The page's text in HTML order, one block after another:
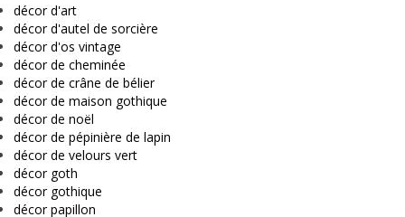
décor d'art
décor d'autel de sorcière
décor d'os vintage
décor de cheminée
décor de crâne de bélier
décor de maison gothique
décor de noël
décor de pépinière de lapin
décor de velours vert
décor goth
décor gothique
décor papillon